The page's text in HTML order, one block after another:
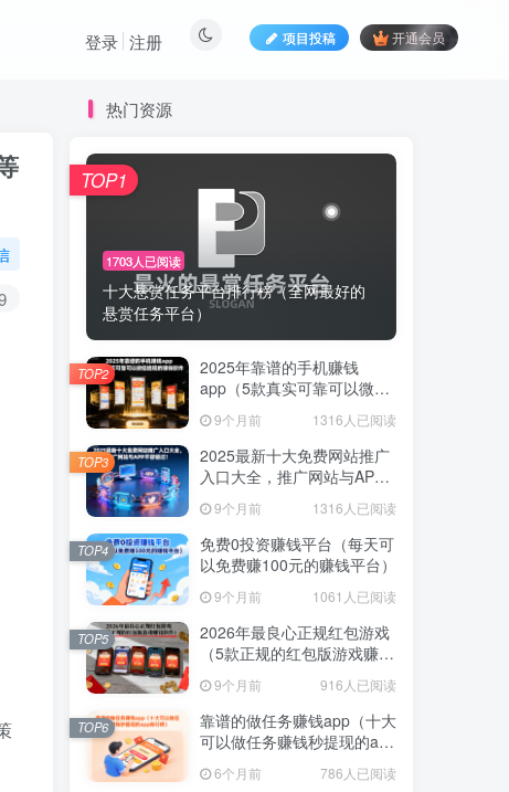
项目投稿 开通会员
登录 注册
热门资源
1703人已阅读
十大悬赏任务平台排行榜（全网最好的
悬赏任务平台）
TOP1
2025年靠谱的手机赚钱
app（5款真实可靠可以微信
9个月前 1316人已阅读
TOP2
2025最新十大免费网站推广
入口大全，推广网站与APP
9个月前 1316人已阅读
TOP3
免费0投资赚钱平台（每天可
以免费赚100元的赚钱平台）
9个月前 1061人已阅读
TOP4
2026年最良心正规红包游戏
（5款正规的红包版游戏赚钱
9个月前 916人已阅读
TOP5
靠谱的做任务赚钱app（十大
可以做任务赚钱秒提现的app
6个月前 786人已阅读
TOP6